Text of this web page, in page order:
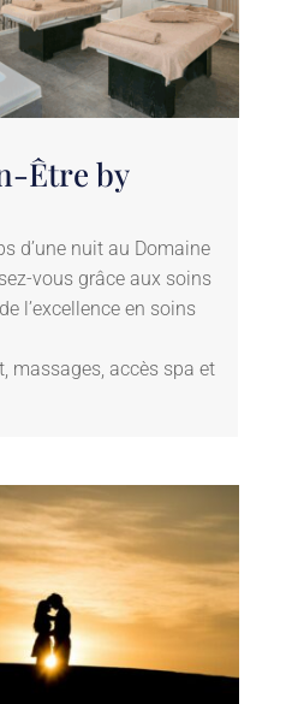
Être by
d’une nuit au Domaine
vous grâce aux soins
l’excellence en soins
massages, accès spa et